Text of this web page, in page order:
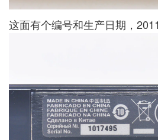
这面有个编号和生产日期，